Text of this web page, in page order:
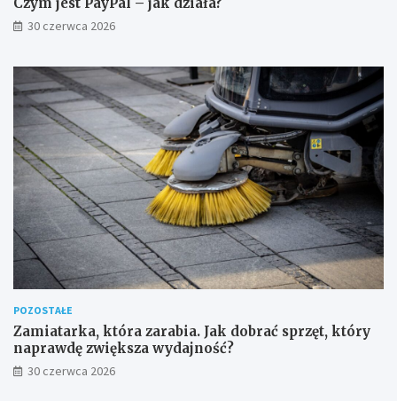
Czym jest PayPal – jak działa?
30 czerwca 2026
POZOSTAŁE
Zamiatarka, która zarabia. Jak dobrać sprzęt, który
naprawdę zwiększa wydajność?
30 czerwca 2026